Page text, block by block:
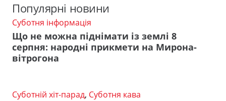
Популярні новини
Суботня інформація
Що не можна піднімати із землі 8
серпня: народні прикмети на Мирона-
вітрогона
Суботній хіт-парад, Суботня кава